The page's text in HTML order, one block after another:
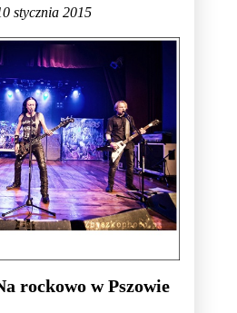
stycznia 2015
rockowo w Pszowie